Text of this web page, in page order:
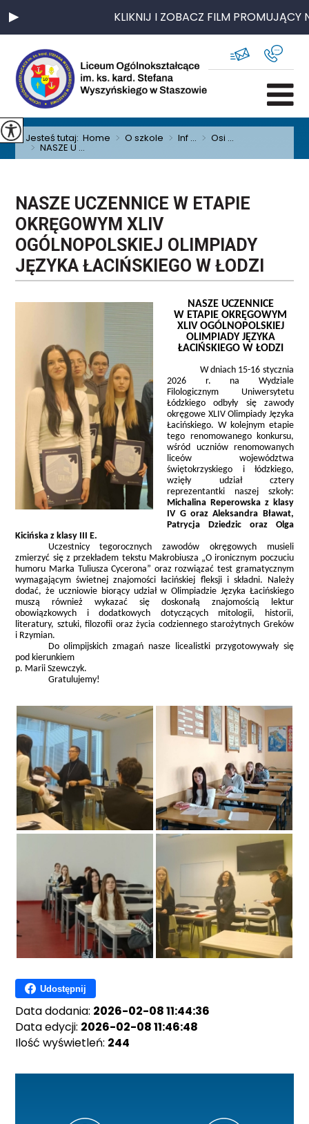
KLIKNIJ I ZOBACZ FILM PROMUJĄCY
Jesteś tutaj:Home > O szkole > Inf ... > Osi ...
> NASZE U ...
NASZE UCZENNICE W ETAPIE
OKRĘGOWYM XLIV
OGÓLNOPOLSKIEJ OLIMPIADY
JĘZYKA ŁACIŃSKIEGO W ŁODZI
NASZE UCZENNICE
W ETAPIE OKRĘGOWYM
XLIV OGÓLNOPOLSKIEJ
OLIMPIADY JĘZYKA
ŁACIŃSKIEGO W ŁODZI
W dniach 15-16 stycznia
2026 r. na Wydziale
Filologicznym Uniwersytetu
Łódzkiego odbyły się zawody
okręgowe XLIV Olimpiady Języka
Łacińskiego. W kolejnym etapie
tego renomowanego konkursu,
wśród uczniów renomowanych
liceów województwa
świętokrzyskiego i łódzkiego,
wzięły udział cztery
reprezentantki naszej szkoły:
Michalina Reperowska z klasy
IV G oraz Aleksandra Bławat,
Patrycja Dziedzic oraz Olga
Kicińska z klasy III E.
Uczestnicy tegorocznych zawodów okręgowych musieli
zmierzyć się z przekładem tekstu Makrobiusza „O ironicznym poczuciu
humoru Marka Tuliusza Cycerona” oraz rozwiązać test gramatycznym
wymagającym świetnej znajomości łacińskiej fleksji i składni. Należy
dodać, że uczniowie biorący udział w Olimpiadzie Języka Łacińskiego
muszą również wykazać się doskonałą znajomością lektur
obowiązkowych i dodatkowych dotyczących mitologii, historii,
literatury, sztuki, filozofii oraz życia codziennego starożytnych Greków
i Rzymian.
Do olimpijskich zmagań nasze licealistki przygotowywały się
pod kierunkiem
p. Marii Szewczyk.
Gratulujemy!
Udostępnij
Data dodania: 2026-02-08 11:44:36
Data edycji: 2026-02-08 11:46:48
Ilość wyświetleń: 244